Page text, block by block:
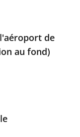
de
au fond)